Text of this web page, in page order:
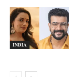
INDIA